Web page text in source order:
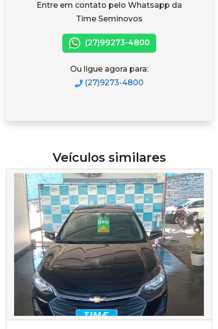
Entre em contato pelo Whatsapp da
Time Seminovos
(27)99273-4800
Ou ligue agora para:
(27)9273-4800
Veículos similares